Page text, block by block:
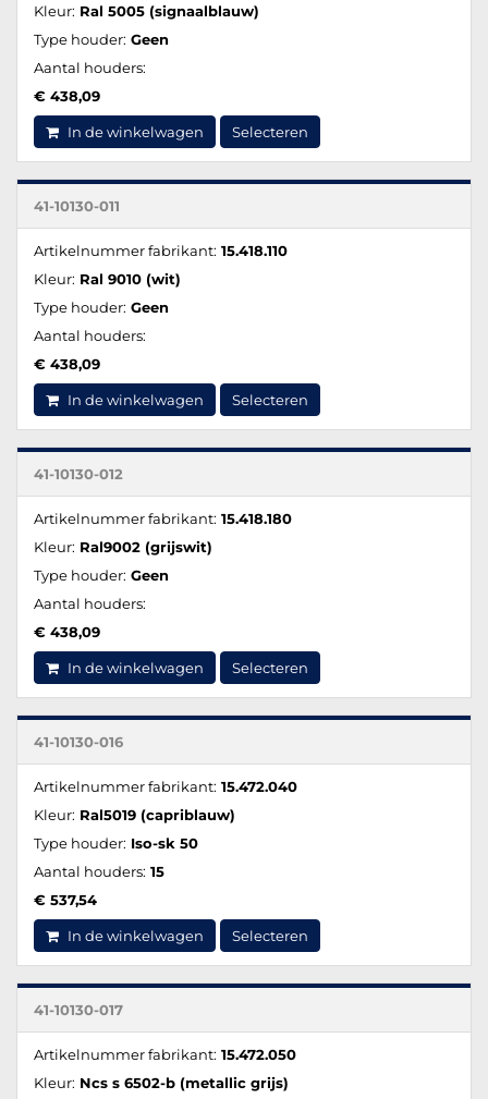
Kleur: Ral 5005 (signaalblauw)
Type houder: Geen
Aantal houders:
€ 438,09
In de winkelwagen Selecteren
41-10130-011
Artikelnummer fabrikant: 15.418.110
Kleur: Ral 9010 (wit)
Type houder: Geen
Aantal houders:
€ 438,09
In de winkelwagen Selecteren
41-10130-012
Artikelnummer fabrikant: 15.418.180
Kleur: Ral9002 (grijswit)
Type houder: Geen
Aantal houders:
€ 438,09
In de winkelwagen Selecteren
41-10130-016
Artikelnummer fabrikant: 15.472.040
Kleur: Ral5019 (capriblauw)
Type houder: Iso-sk 50
Aantal houders: 15
€ 537,54
In de winkelwagen Selecteren
41-10130-017
Artikelnummer fabrikant: 15.472.050
Kleur: Ncs s 6502-b (metallic grijs)